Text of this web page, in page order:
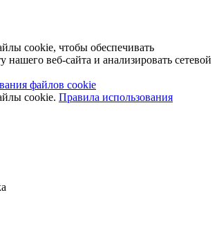
cookie, чтобы обеспечивать
нашего веб-сайта и анализировать сетевой
файлов cookie
cookie. Правила использования